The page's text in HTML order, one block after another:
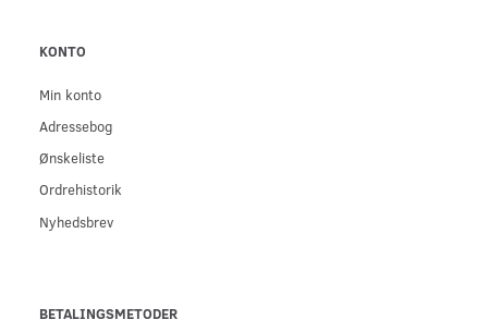
KONTO
Min konto
Adressebog
Ønskeliste
Ordrehistorik
Nyhedsbrev
BETALINGSMETODER